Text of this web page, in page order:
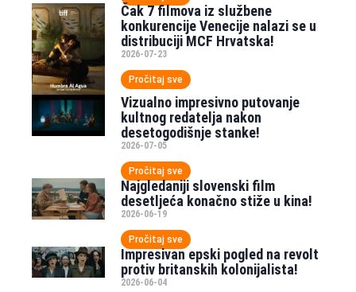
Čak 7 filmova iz službene
konkurencije Venecije nalazi se u
distribuciji MCF Hrvatska!
2026-07-23
Pročitaj sve
Vizualno impresivno putovanje
kultnog redatelja nakon
desetogodišnje stanke!
2026-07-05
Pročitaj sve
Najgledaniji slovenski film
desetljeća konačno stiže u kina!
2026-06-19
Pročitaj sve
Impresivan epski pogled na revolt
protiv britanskih kolonijalista!
2026-06-04